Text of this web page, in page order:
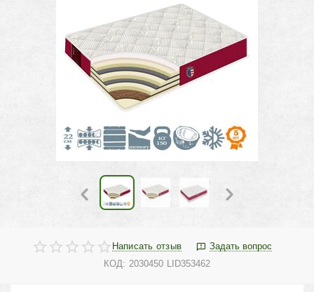
Написать отзыв
Задать вопрос
КОД: 2030450 LID353462